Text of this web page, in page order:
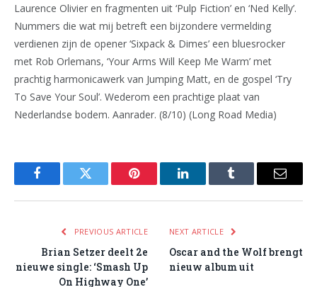
Laurence Olivier en fragmenten uit ‘Pulp Fiction’ en ‘Ned Kelly’.
Nummers die wat mij betreft een bijzondere vermelding
verdienen zijn de opener ‘Sixpack & Dimes’ een bluesrocker
met Rob Orlemans, ‘Your Arms Will Keep Me Warm’ met
prachtig harmonicawerk van Jumping Matt, en de gospel ‘Try
To Save Your Soul’. Wederom een prachtige plaat van
Nederlandse bodem. Aanrader. (8/10) (Long Road Media)
FacebookTwitter Pinterest LinkedInTumblr Email
PREVIOUS ARTICLE
Brian Setzer deelt 2e
nieuwe single: ‘Smash Up
On Highway One’
NEXT ARTICLE
Oscar and the Wolf brengt
nieuw album uit